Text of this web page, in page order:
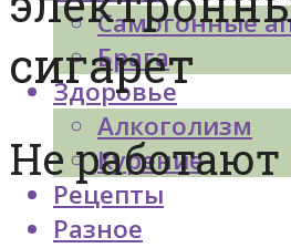
Самогонные
Брага
Здоровье
Алкоголизм
Курение
Рецепты
Разное
сигарет
Не